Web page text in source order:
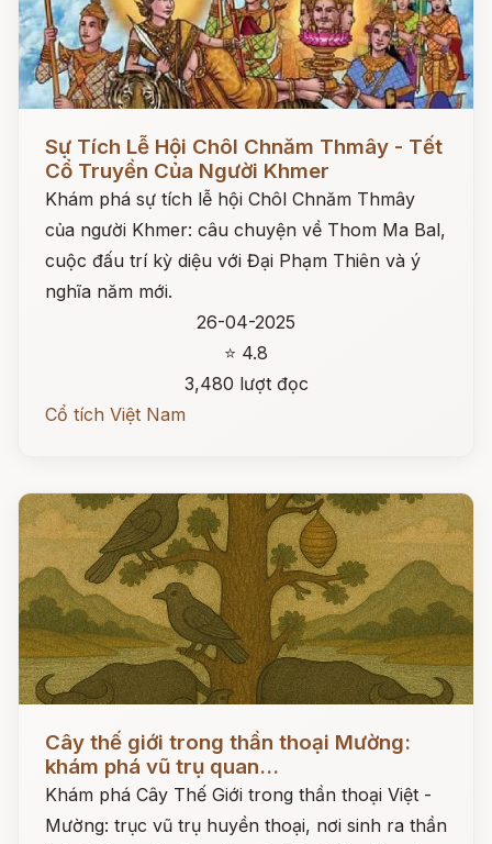
Sự Tích Lễ Hội Chôl Chnăm Thmây - Tết
Cổ Truyền Của Người Khmer
Khám phá sự tích lễ hội Chôl Chnăm Thmây
của người Khmer: câu chuyện về Thom Ma Bal,
cuộc đấu trí kỳ diệu với Đại Phạm Thiên và ý
nghĩa năm mới.
26-04-2025
⭐ 4.8
3,480 lượt đọc
Cổ tích Việt Nam
Cây thế giới trong thần thoại Mường:
khám phá vũ trụ quan...
Khám phá Cây Thế Giới trong thần thoại Việt -
Mường: trục vũ trụ huyền thoại, nơi sinh ra thần